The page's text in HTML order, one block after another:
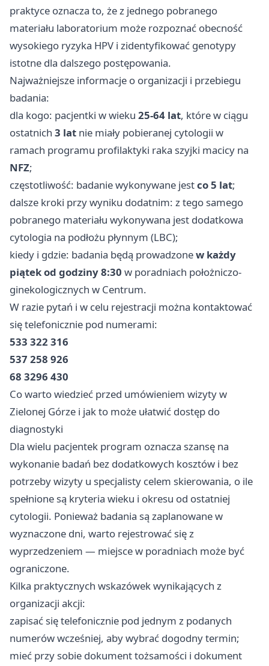
praktyce oznacza to, że z jednego pobranego
materiału laboratorium może rozpoznać obecność
wysokiego ryzyka HPV i zidentyfikować genotypy
istotne dla dalszego postępowania.
Najważniejsze informacje o organizacji i przebiegu
badania:
dla kogo: pacjentki w wieku 25-64 lat, które w ciągu
ostatnich 3 lat nie miały pobieranej cytologii w
ramach programu profilaktyki raka szyjki macicy na
NFZ;
częstotliwość: badanie wykonywane jestco 5 lat;
dalsze kroki przy wyniku dodatnim: z tego samego
pobranego materiału wykonywana jest dodatkowa
cytologia na podłożu płynnym (LBC);
kiedy i gdzie: badania będą prowadzonew każdy
piątek od godziny 8:30 w poradniach położniczo-
ginekologicznych w Centrum.
W razie pytań i w celu rejestracji można kontaktować
się telefonicznie pod numerami:
533 322 316
537 258 926
68 3296 430
Co warto wiedzieć przed umówieniem wizyty w
Zielonej Górze i jak to może ułatwić dostęp do
diagnostyki
Dla wielu pacjentek program oznacza szansę na
wykonanie badań bez dodatkowych kosztów i bez
potrzeby wizyty u specjalisty celem skierowania, o ile
spełnione są kryteria wieku i okresu od ostatniej
cytologii. Ponieważ badania są zaplanowane w
wyznaczone dni, warto rejestrować się z
wyprzedzeniem — miejsce w poradniach może być
ograniczone.
Kilka praktycznych wskazówek wynikających z
organizacji akcji:
zapisać się telefonicznie pod jednym z podanych
numerów wcześniej, aby wybrać dogodny termin;
mieć przy sobie dokument tożsamości i dokument